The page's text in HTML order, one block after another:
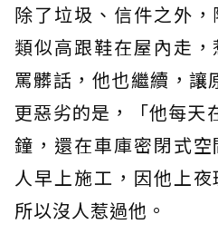
除了垃圾、信件之外
類似高跟鞋在屋內走
罵髒話，他也繼續，讓
更惡劣的是，「他每天
鐘，還在車庫密閉式
人早上施工，因他上夜
所以沒人惹過他。